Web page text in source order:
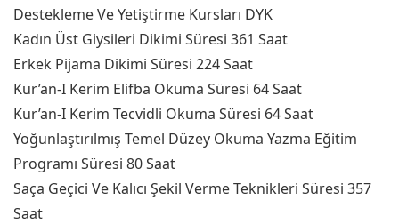
Destekleme Ve Yetiştirme Kursları DYK
Kadın Üst Giysileri Dikimi Süresi 361 Saat
Erkek Pijama Dikimi Süresi 224 Saat
Kur’an-I Kerim Elifba Okuma Süresi 64 Saat
Kur’an-I Kerim Tecvidli Okuma Süresi 64 Saat
Yoğunlaştırılmış Temel Düzey Okuma Yazma Eğitim
Programı Süresi 80 Saat
Saça Geçici Ve Kalıcı Şekil Verme Teknikleri Süresi 357
Saat